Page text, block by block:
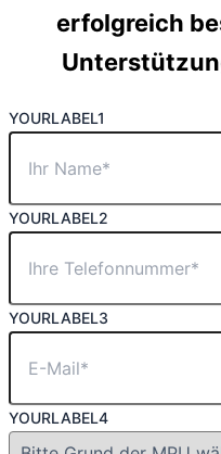
erfolgreich
YOURLABEL1
YOURLABEL2
YOURLABEL3
YOURLABEL4